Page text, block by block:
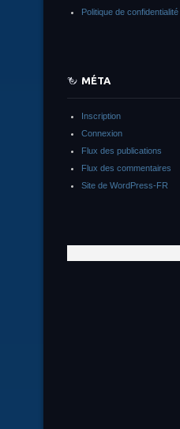
Politique de confidentialité
MÉTA
Inscription
Connexion
Flux des publications
Flux des commentaires
Site de WordPress-FR